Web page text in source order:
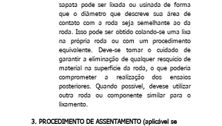
sapata pode ser lixada ou usinada de forma
que o diâmetro que descreve sua área de
contato com a roda seja semelhante ao da
roda. Isso pode ser obtido colando-se uma lixa
na própria roda ou com um procedimento
equivalente. Deve-se tomar o cuidado de
garantir a eliminação de qualquer resquício de
material na superfície da roda, o que poderia
comprometer a realização dos ensaios
posteriores. Quando possível, devese utilizar
outra roda ou componente similar para o
lixamento.
3. PROCEDIMENTO DE ASSENTAMENTO (aplicável se